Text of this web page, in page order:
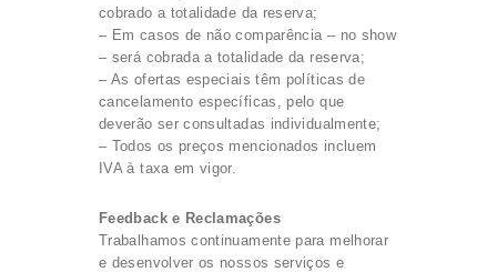
cobrado a totalidade da reserva;
– Em casos de não comparência – no show
– será cobrada a totalidade da reserva;
– As ofertas especiais têm políticas de
cancelamento específicas, pelo que
deverão ser consultadas individualmente;
– Todos os preços mencionados incluem
IVA à taxa em vigor.
Feedback e Reclamações
Trabalhamos continuamente para melhorar
e desenvolver os nossos serviços e